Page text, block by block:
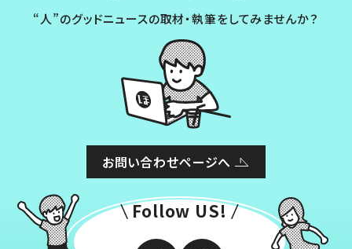
“人”のグッドニュースの取材・執筆をしてみませんか？
お問い合わせページへ
Follow US!